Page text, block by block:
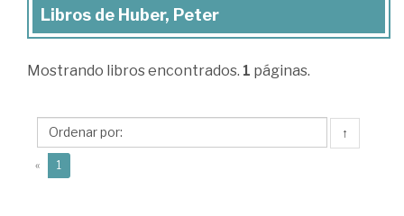
Libros
Huber,
Libros de Huber, Peter
Mostrando libros encontrados. 1 páginas.
↑
« 1